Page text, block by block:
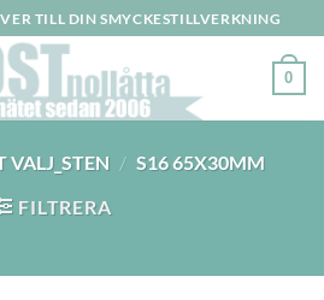
TILL DIN SMYCKESTILLVERKNING
0
VALJ_STEN / S16 65X30MM
FILTRERA